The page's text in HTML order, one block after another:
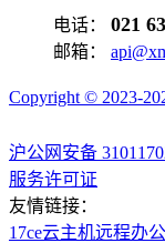
电话： 021
邮箱：
Copyright © 2023-
沪公网安备
服务许可证
友情链接：
17ce云主机远程办公